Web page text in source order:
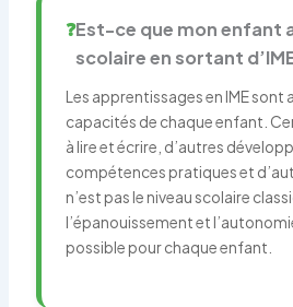
❓Est-ce que mon enfant
scolaire en sortant
Les apprentissages en IME sont
capacités de chaque enfant.
à lire et écrire, d’autres
compétences pratiques et
n’est pas le niveau scolaire
l’épanouissement et
possible pour chaque enfant.